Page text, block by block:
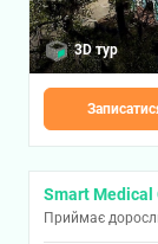
3D тур
Smart Medical
Приймає